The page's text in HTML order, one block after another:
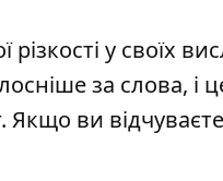
різкості у своїх
за слова,
Якщо ви